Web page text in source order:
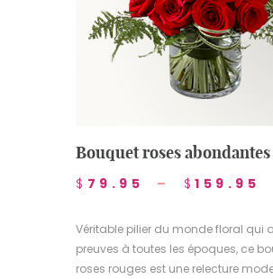
Bouquet roses abondantes
$ 79.95 – $ 159.95
Véritable pilier du monde floral qui
preuves à toutes les époques, ce
roses rouges est une relecture